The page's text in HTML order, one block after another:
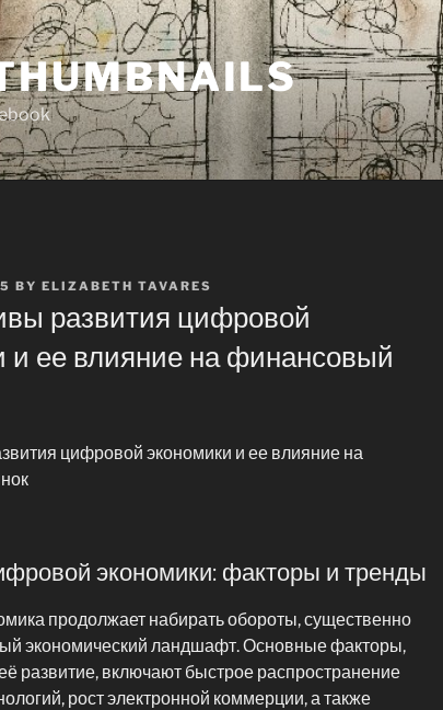
BY ELIZABETH TAVARES
развития цифровой
и ее влияние на финансовый
цифровой экономики и ее влияние на
экономики: факторы и тренды
продолжает набирать обороты, существенно
экономический ландшафт. Основные факторы,
развитие, включают быстрое распространение
рост электронной коммерции, а также